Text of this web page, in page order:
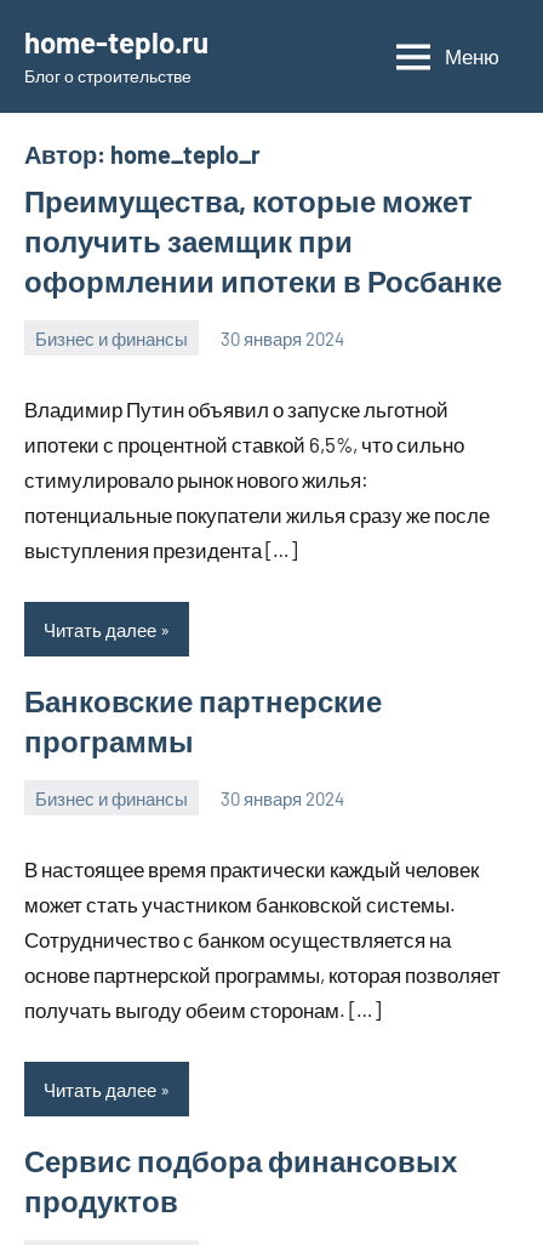
содержимому
home-teplo.ru
Блог о строительстве
Меню
Автор: home_teplo_r
Преимущества, которые может
получить заемщик при
оформлении ипотеки в Росбанке
Бизнес и финансы 30 января 2024
home_teplo_r
Владимир Путин объявил о запуске льготной
ипотеки с процентной ставкой 6,5%, что сильно
стимулировало рынок нового жилья:
потенциальные покупатели жилья сразу же после
выступления президента […]
Читать далее
Банковские партнерские
программы
Бизнес и финансы 30 января 2024
home_teplo_r
В настоящее время практически каждый человек
может стать участником банковской системы.
Сотрудничество с банком осуществляется на
основе партнерской программы, которая позволяет
получать выгоду обеим сторонам. […]
Читать далее
Сервис подбора финансовых
продуктов